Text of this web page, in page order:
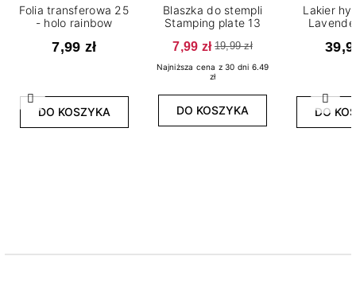
Poprzedni
Folia transferowa 25
- holo rainbow
7,99 zł
DO KOSZYKA
Blaszka do stempli
Stamping plate 13
7,99 zł 19,99 zł
Najniższa cena z 30 dni 6.49
zł
DO KOSZYKA
Lakier
DO